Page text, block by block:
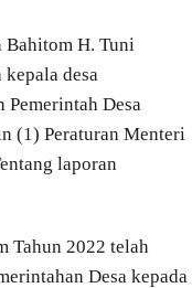
Bahitom H. Tuni
kepala desa
Pemerintah Desa
(1) Peraturan Menteri
laporan
Tahun 2022 telah
Desa kepada